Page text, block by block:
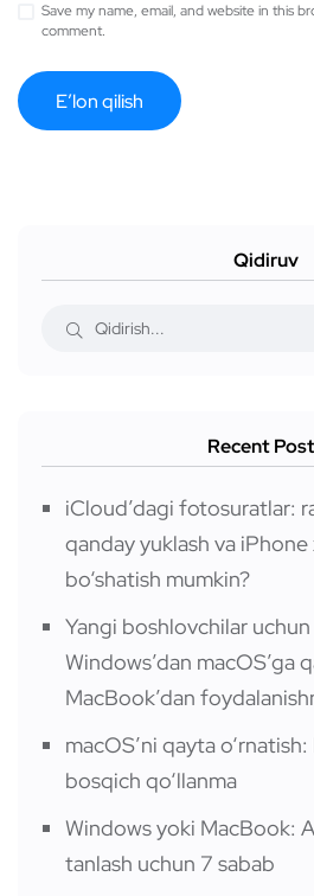
Save my name, email, and website in this
comment.
Qidiruv
Recent
iCloud’dagi fotosuratlar:
qanday yuklash va
bo‘shatish mumkin?
Yangi boshlovchilar
Windows’dan macOS’ga
MacBook’dan
macOS’ni qayta
bosqich qo‘llanma
Windows yoki MacBook:
tanlash uchun 7 sabab